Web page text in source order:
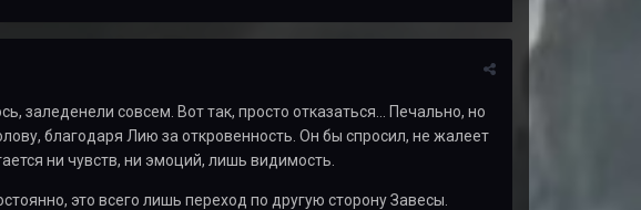
заледенели совсем. Вот так, просто отказаться... Печально, но
благодаря Лию за откровенность. Он бы спросил, не жалеет
ни чувств, ни эмоций, лишь видимость.
это всего лишь переход по другую сторону Завесы.